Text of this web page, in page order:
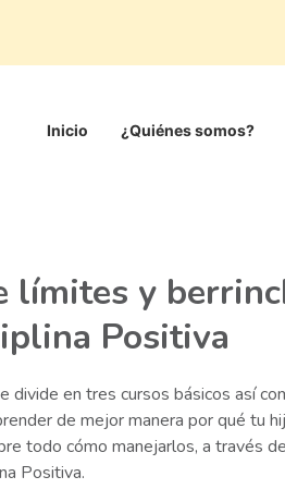
Inicio ¿Quiénes somos?
límites y
Positiva
divide en tres cursos básicos así
de mejor manera por qué tu
todo cómo manejarlos, a través
Positiva.